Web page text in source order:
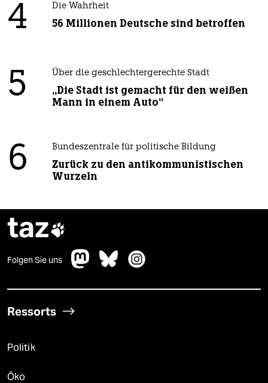
4 Die Wahrheit
56 Millionen Deutsche sind betroffen
5 Über die geschlechtergerechte Stadt
„Die Stadt ist gemacht für den weißen
Mann in einem Auto“
6 Bundeszentrale für politische Bildung
Zurück zu den antikommunistischen
Wurzeln
taz
Folgen Sie uns
Ressorts
Politik
Öko